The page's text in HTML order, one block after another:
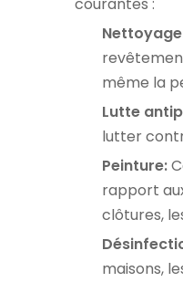
même la
Lutte
lutter
Peinture:
rapport
clôtures,
maisons,